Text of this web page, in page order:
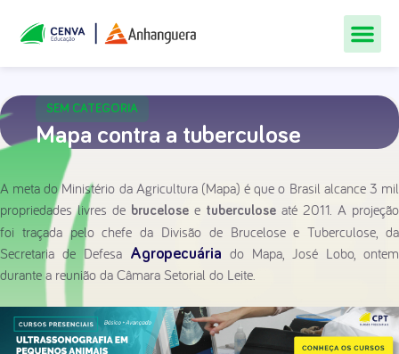
SEM CATEGORIA
Mapa contra a tuberculose
A meta do Ministério da Agricultura (Mapa) é que o Brasil alcance 3 mil
propriedades livres de brucelose e tuberculose até 2011. A projeção
foi traçada pelo chefe da Divisão de Brucelose e Tuberculose, da
Secretaria de Defesa Agropecuária do Mapa, José Lobo, ontem
durante a reunião da Câmara Setorial do Leite.